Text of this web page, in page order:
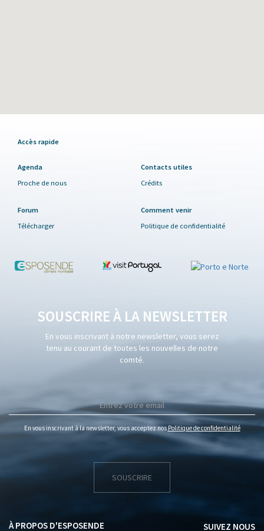
Accès rapide
Agenda
Proche de nous
Contacts utiles
Crédits
Forum
Télécharger
Comment venir
Politique de confidentialité
SOUSCRIRE À LA NEWSLETTER
En vous inscrivant à notre newsletter, vous serez
tenu au courant de toutes les nouvelles de notre
comté.
En vous inscrivant à la newsletter, vous acceptez nosPolitique de confidentialité
SOUSCRIRE
À PROPOS D'ESPOSENDE SUIVEZ NOUS